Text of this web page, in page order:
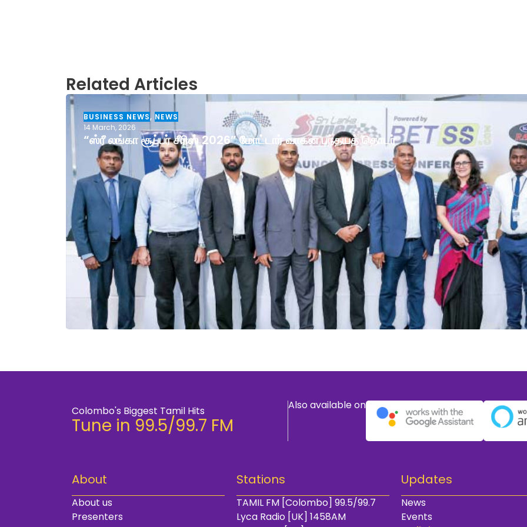
Related Articles
BUSINESS NEWS, NEWS
14 March, 2026
“ஸ்ரீ லங்கா சூப்பர் சீரிஸ் 2026” மோட்டார் வாகன பந்தயத் தொடர்
Colombo's Biggest Tamil Hits
Tune in 99.5/99.7 FM
Also available on
About
About us
Presenters
Stations
TAMIL FM [Colombo] 99.5/99.7
Lyca Radio [UK] 1458AM
Updates
News
Events